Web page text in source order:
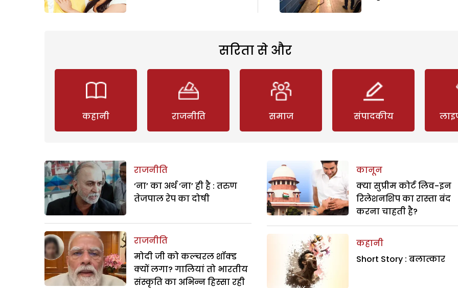
सरिता से और
कहानी राजनीति समाज संपादकीय
राजनीति
‘ना’ का अर्थ ‘ना’ ही है : तरुण
तेजपाल रेप का दोषी
राजनीति
मोदी जी को कल्चरल शॉक्ड
क्यों लगा? गालियां तो भारतीय
संस्कृति का अभिन्न हिस्सा रही
कानून
क्या सुप्रीम कोर्ट लिव-इन
रिलेशनशिप का रास्ता बंद
करना चाहती है?
कहानी
Short Story : बलात्कार